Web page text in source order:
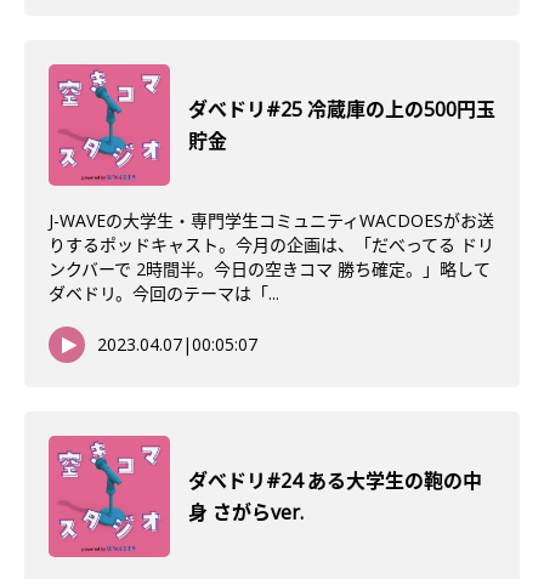
ダべドリ#25 冷蔵庫の上の500円玉
貯金
J-WAVEの大学生・専門学生コミュニティWACDOESがお送
りするポッドキャスト。今月の企画は、「だべってる ドリ
ンクバーで 2時間半。今日の空きコマ 勝ち確定。」略して
ダベドリ。今回のテーマは「...
2023.04.07|00:05:07
ダべドリ#24 ある大学生の鞄の中
身 さがらver.